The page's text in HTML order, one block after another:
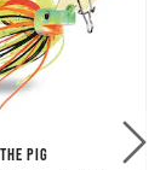
THE PIG